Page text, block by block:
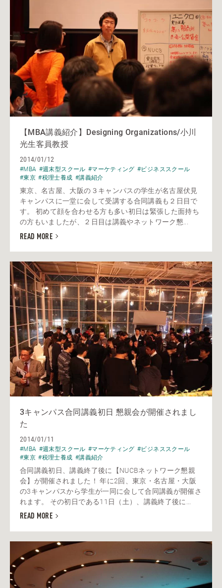
【MBA講義紹介】Designing Organizations/小川
光生客員教授
2014/01/12
#MBA #週末型スクール #マーケティング #ビジネススクール
#東京 #税理士養成 #講義紹介
東京、名古屋、大阪の３キャンパスの学生が名古屋伏見
キャンパスに一堂に会して受講する合同講義も２日目で
す。 初めて顔を合わせる方も多い初日は緊張した面持ち
の方もいましたが、２日目は講義やネットワーク懇...
READ MORE
3キャンパス合同講義初日 懇親会が開催されまし
た
2014/01/11
#MBA #週末型スクール #マーケティング #ビジネススクール
#東京 #税理士養成 #講義紹介
合同講義初日、講義終了後に【NUCBネットワーク懇親
会】が開催されました！ 年に2回、東京・名古屋・大阪
の3キャンパスから学生が一同に会して合同講義が開催さ
れます。 その初日である11日（土）、講義終了後に...
READ MORE